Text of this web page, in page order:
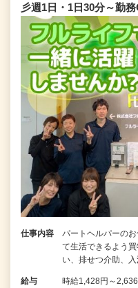
彡週1日・1日30分～勤務
仕事内容
パートヘルパーの
て生活できるよう
い、排せつ介助、
給与
時給1,428円～